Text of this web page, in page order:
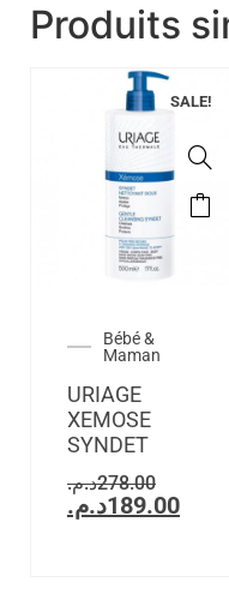
Produits
SALE!
Bébé &
Maman
URIAGE
XEMOSE
SYNDET
278.00د.م.
189.00د.م.